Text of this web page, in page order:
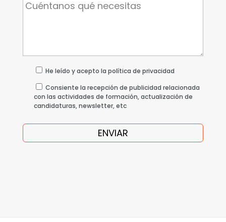
He leído y acepto la política de privacidad
Consiente la recepción de publicidad relacionada
con las actividades de formación, actualización de
candidaturas, newsletter, etc